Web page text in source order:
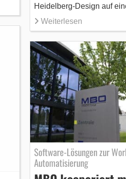
Heidelberg-Design auf
Weiterlesen
Software-Lösungen zur
Automatisierung